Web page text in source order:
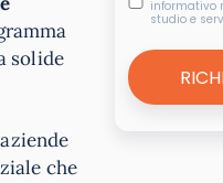
solide
che
informativo
studio e